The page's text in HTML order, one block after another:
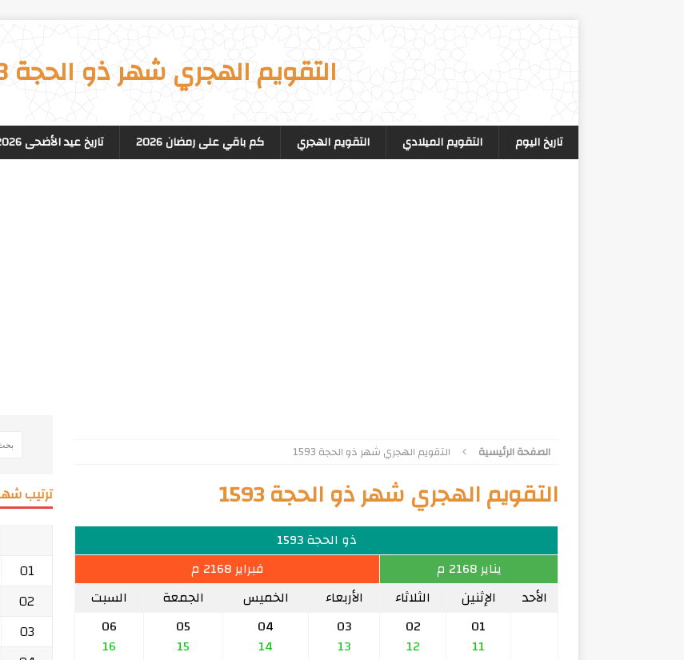
التقويم الهجري شهر ذو الحجة 1593
تاريخ اليوم التقويم الميلادي التقويم الهجري كم باقي على رمضان 2026 تاريخ عيد الأضحى 2026
الصفحة الرئيسية التقويم الهجري شهر ذو الحجة 1593
التقويم الهجري شهر ذو الحجة 1593
ذو الحجة 1593
يناير 2168 م
فبراير 2168 م
الأحد
الإثنين الثلاثاء الأربعاء الخميس الجمعة
السبت
01
11
02
12
03
13
04
14
05
15
06
16
ترتيب
01
02
03